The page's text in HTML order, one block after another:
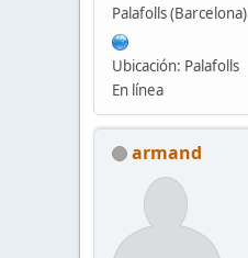
Palafolls (Barcelona)
Ubicación: Palafolls
En línea
armand